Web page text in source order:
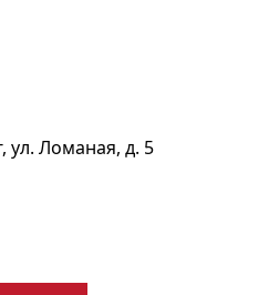
ул. Ломаная, д. 5